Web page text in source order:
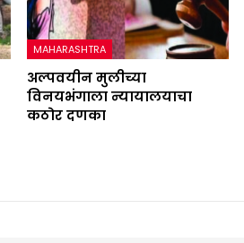
MAHARASHTRA
अल्पवयीन मुलीच्या
विनयभंगाला न्यायालयाचा
कठोर दणका